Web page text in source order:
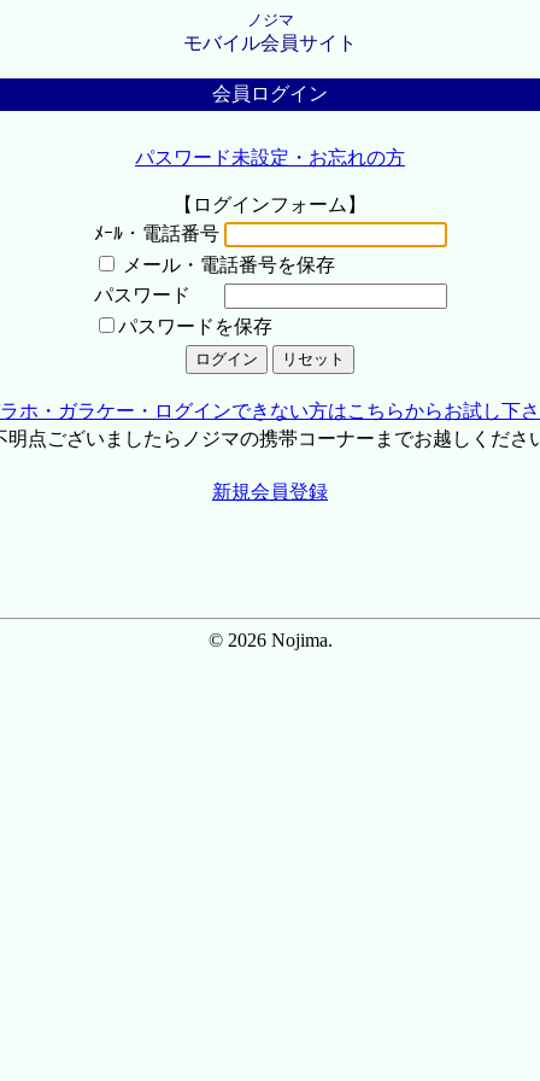
ノジマ
モバイル会員サイト
会員ログイン
パスワード未設定・お忘れの方
【ログインフォーム】
ﾒｰﾙ・電話番号
メール・電話番号を保存
パスワード
パスワードを保存
ホ・ガラケー・ログインできない方はこちらからお試し下
点ございましたらノジマの携帯コーナーまでお越しくださ
新規会員登録
© 2026 Nojima.